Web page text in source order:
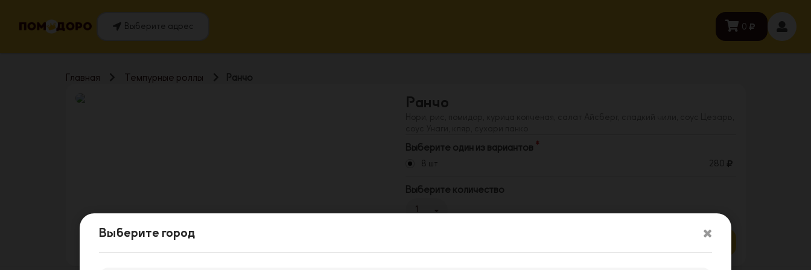
Выберите адрес 0
Главная Темпурные роллы Ранчо
Ранчо
Выберите один из вариантов
8 шт 280
Выберите количество
1
Выберите город